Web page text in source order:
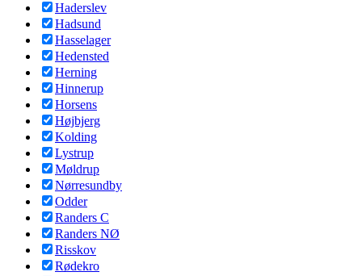
Haderslev
Hadsund
Hasselager
Hedensted
Herning
Hinnerup
Horsens
Højbjerg
Kolding
Lystrup
Møldrup
Nørresundby
Odder
Randers C
Randers NØ
Risskov
Rødekro